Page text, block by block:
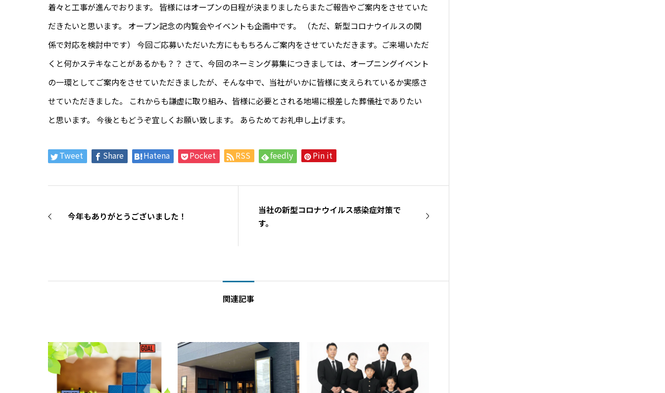
着々と工事が進んでおります。 皆様にはオープンの日程が決まりましたらまたご報告やご案内をさせていた
だきたいと思います。 オープン記念の内覧会やイベントも企画中です。 （ただ、新型コロナウイルスの関
係で対応を検討中です） 今回ご応募いただいた方にももちろんご案内をさせていただきます。ご来場いただ
くと何かステキなことがあるかも？？ さて、今回のネーミング募集につきましては、オープニングイベント
の一環としてご案内をさせていただきましたが、そんな中で、当社がいかに皆様に支えられているか実感さ
せていただきました。 これからも謙虚に取り組み、皆様に必要とされる地場に根差した葬儀社でありたい
と思います。 今後ともどうぞ宜しくお願い致します。 あらためてお礼申し上げます。
Tweet Share Hatena Pocket RSS feedly Pin it
今年もありがとうございました！
当社の新型コロナウイルス感染症対策で
す。
関連記事